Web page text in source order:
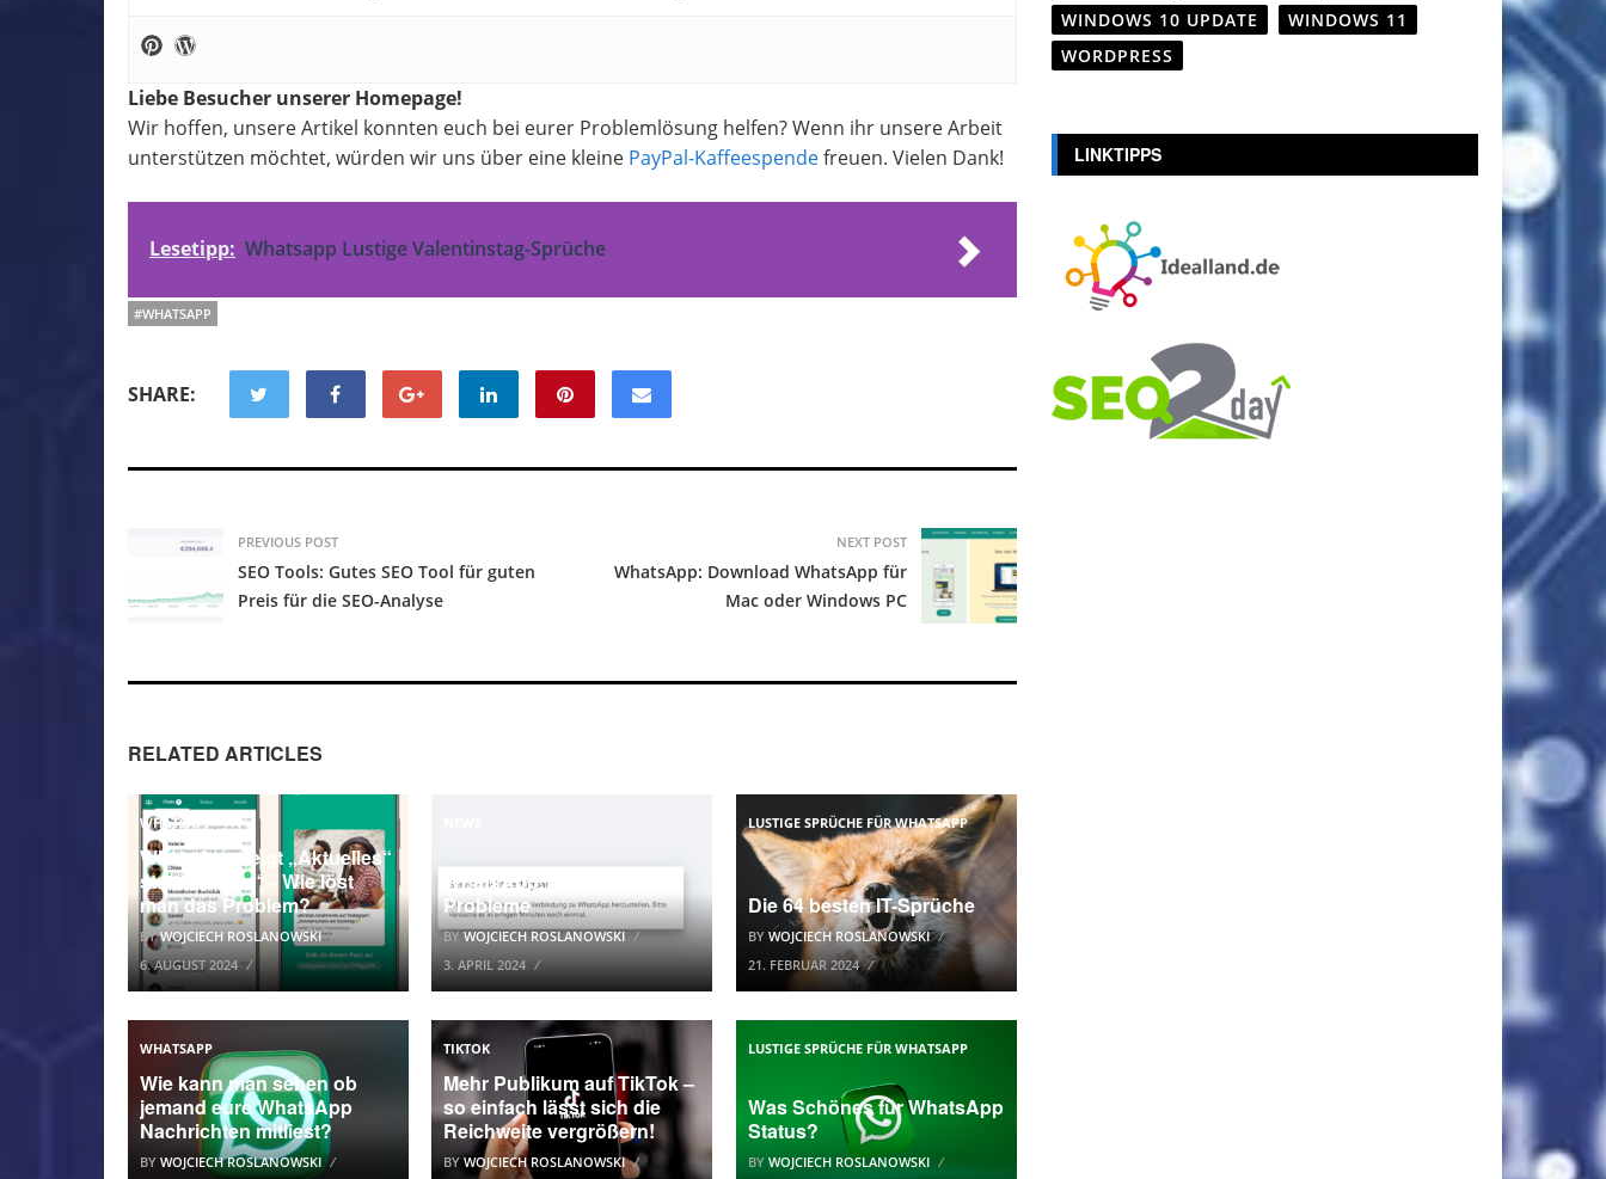
Liebe Besucher unserer Homepage!
Wir hoffen, unsere Artikel konnten euch bei eurer Problemlösung helfen? Wenn ihr unsere Arbeit
unterstützen möchtet, würden wir uns über eine kleine PayPal-Kaffeespendefreuen. Vielen Dank!
Lesetipp: Whatsapp Lustige Valentinstag-Sprüche
#WHATSAPP
SHARE:
PREVIOUS POST
SEO Tools: Gutes SEO Tool für guten
Preis für die SEO-Analyse
NEXT POST
WhatsApp: Download WhatsApp für
Mac oder Windows PC
RELATED ARTICLES
WHATSAPP
WhatsApp zeigt „Aktuelles“
statt „Status“ – Wie löst
man das Problem?
BYWOJCIECH ROSLANOWSKI
6. AUGUST 2024
WhatsApp: Massive
Probleme
BYWOJCIECH ROSLANOWSKI
3. APRIL 2024
LUSTIGE SPRÜCHE FÜR WHATSAPP
Die 64 besten IT-Sprüche
BY WOJCIECH ROSLANOWSKI
21. FEBRUAR 2024
WHATSAPP
Wie kann man sehen ob
jemand eure WhatsApp
Nachrichten mitliest?
BY WOJCIECH ROSLANOWSKI
TIKTOK
Mehr Publikum auf TikTok –
so einfach lässt sich die
Reichweite vergrößern!
BYWOJCIECH ROSLANOWSKI
LUSTIGE SPRÜCHE FÜR WHATSAPP
Was Schönes für WhatsApp
Status?
BY WOJCIECH ROSLANOWSKI
WINDOWS 10 UPDATE
WINDOWS 11
WORDPRESS
LINKTIPPS